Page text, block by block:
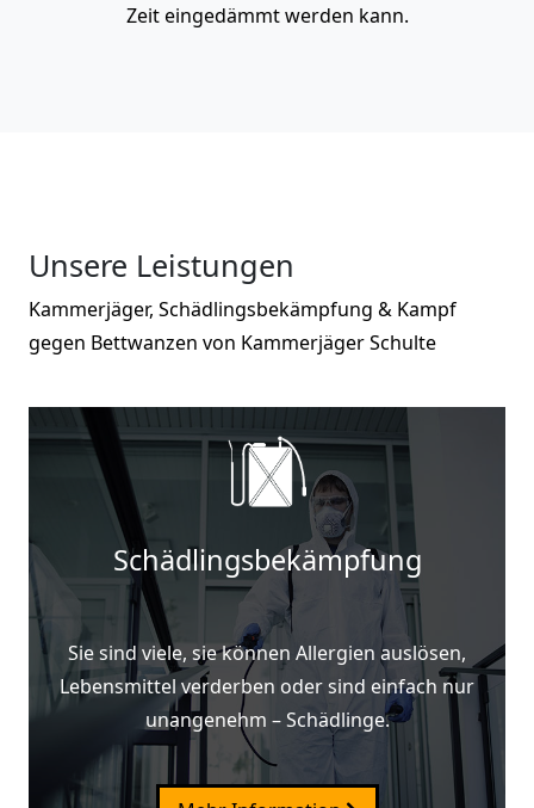
Zeit eingedämmt werden kann.
Unsere Leistungen
Kammerjäger, Schädlingsbekämpfung & Kampf
gegen Bettwanzen von Kammerjäger Schulte
Schädlingsbekämpfung
Sie sind viele, sie können Allergien auslösen,
Lebensmittel verderben oder sind einfach nur
unangenehm – Schädlinge.